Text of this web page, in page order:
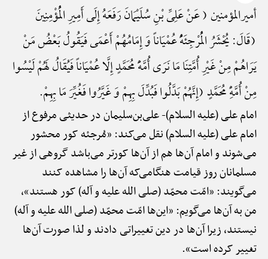
أمیرالمؤمنین ( عَنْ عَلِیِّ بْنِ سُلَیْمَانَ رَفَعَهُ إِلَی أَمِیرِ الْمُؤْمِنِینَ
(قَالَ: یُحْشَرُ الْمُرْجِئَهًُْ عُمْیَاناً وَ إِمَامُهُمْ أَعْمَی فَیَقُولُ بَعْضُ مَنْ
یَرَاهُمْ مِنْ غَیْرِ أُمَّتِنَا مَا نَرَی أُمَّهًَْ مُحَمَّدٍ إِلَّا عُمْیَاناً فَیُقَالُ لَهُمْ لَیْسُوا
مِنْ أُمَّهًِْ مُحَمَّدٍ (إِنَّهُمْ بَدَّلُوا فَبُدِّلَ بِهِمْ وَ غَیَّرُوا فَغُیِّرَ مَا بِهِمْ.
امام علی (علیه السلام)-علی‌بن‌سلیمان در حدیثی مرفوع از
امام علی (علیه السلام) نقل می‌کند: «مُرجئه کور محشور
می‌شوند و امام آن‌ها هم از آن‌ها کورتر می‌باشد گروهی از غیر
مسلمانان روز قیامت هنگامی‌که آن‌ها را مشاهده کنند
می‌گویند: «امّت محمّد (صلی الله علیه و آله) کور هستند»،
من به آن‌ها می‌گویم: «این‌ها امّت محمّد (صلی الله علیه و آله)
نیستند، زیرا آن‌ها در دین تغییراتی دادند و لذا صورت آن‌ها
تغییر کرده است».